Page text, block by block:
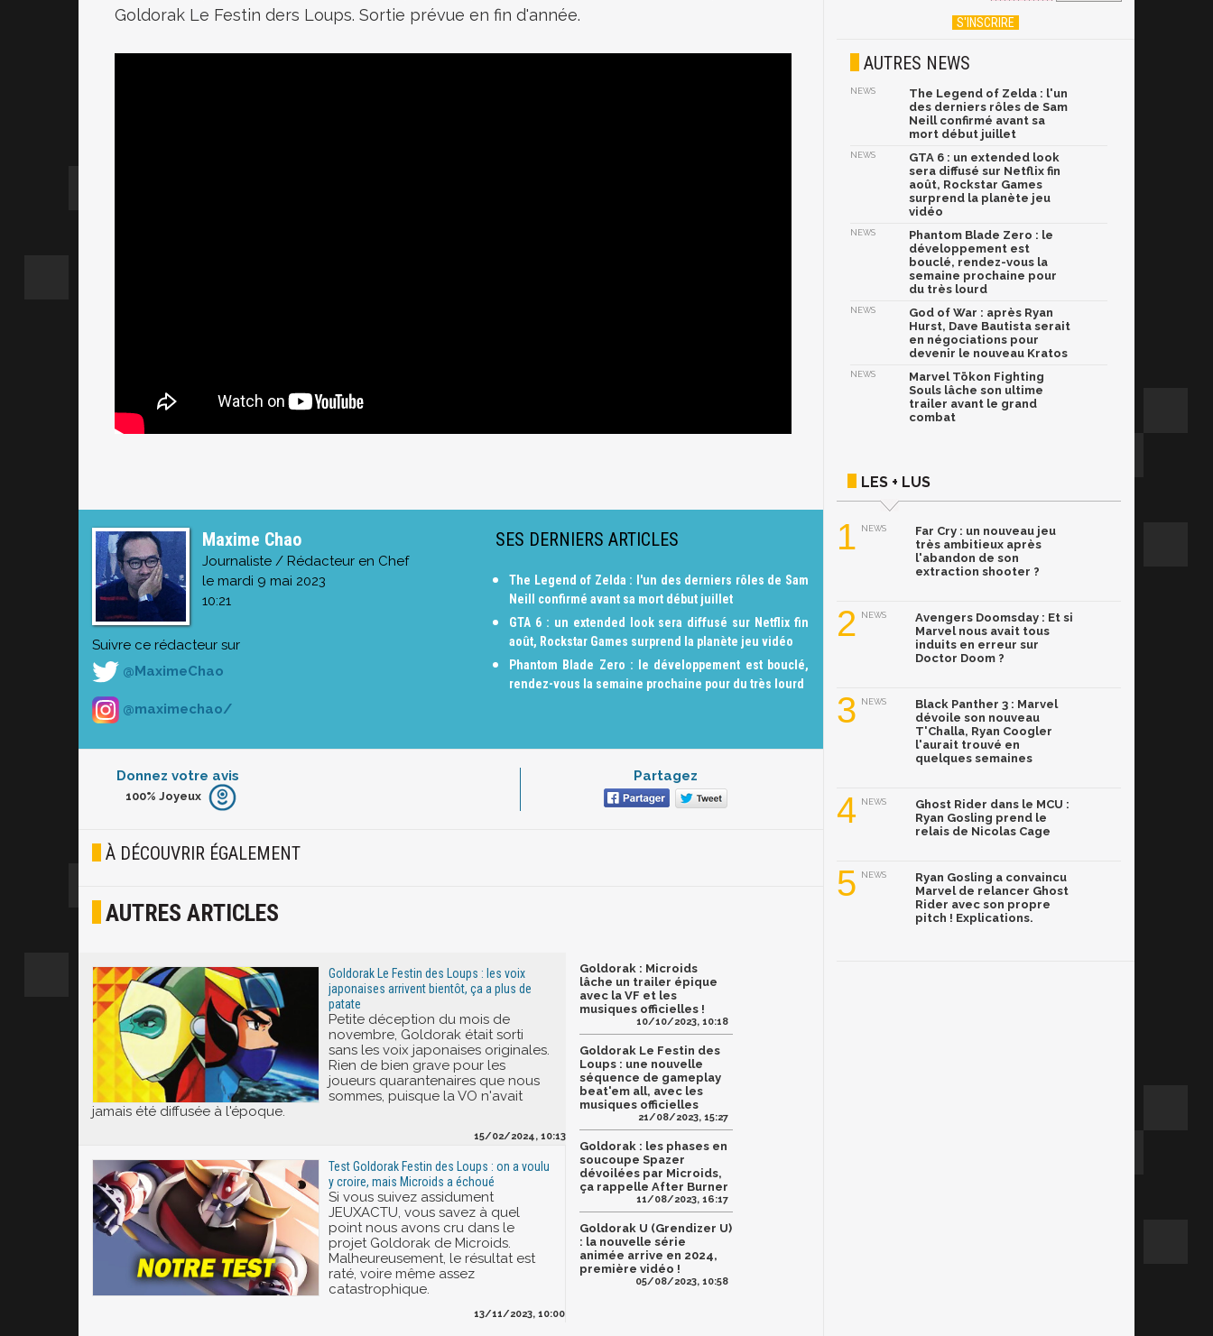
Goldorak Le Festin ders Loups. Sortie prévue en fin d'année.
Maxime Chao
Journaliste / Rédacteur en Chef
le mardi 9 mai 2023
10:21
Suivre ce rédacteur sur
@MaximeChao
@maximechao/
SES DERNIERS ARTICLES
The Legend of Zelda : l'un des derniers rôles de Sam
Neill confirmé avant sa mort début juillet
GTA 6 : un extended look sera diffusé sur Netflix fin
août, Rockstar Games surprend la planète jeu vidéo
Phantom Blade Zero : le développement est bouclé,
rendez-vous la semaine prochaine pour du très lourd
Donnez votre avis
Furieux
Joyeux
100% Joyeux
Partagez
À DÉCOUVRIR ÉGALEMENT
AUTRES ARTICLES
Goldorak Le Festin des Loups : les voix
japonaises arrivent bientôt, ça a plus de
patate
Petite déception du mois de
novembre, Goldorak était sorti
sans les voix japonaises originales.
Rien de bien grave pour les
joueurs quarantenaires que nous
sommes, puisque la VO n'avait
jamais été diffusée à l'époque.
15/02/2024, 10:13
Test Goldorak Festin des Loups : on a voulu
y croire, mais Microids a échoué
Si vous suivez assidument
JEUXACTU, vous savez à quel
point nous avons cru dans le
projet Goldorak de Microids.
Malheureusement, le résultat est
raté, voire même assez
catastrophique.
13/11/2023, 10:00
Goldorak : Microids
lâche un trailer épique
avec la VF et les
musiques officielles !
10/10/2023, 10:18
Goldorak Le Festin des
Loups : une nouvelle
séquence de gameplay
beat'em all, avec les
musiques officielles
21/08/2023, 15:27
Goldorak : les phases en
soucoupe Spazer
dévoilées par Microids,
ça rappelle After Burner
11/08/2023, 16:17
Goldorak U (Grendizer U)
: la nouvelle série
animée arrive en 2024,
première vidéo !
05/08/2023, 10:58
AUTRES NEWS
NEWS
The Legend of Zelda : l'un
des derniers rôles de Sam
Neill confirmé avant sa
mort début juillet
NEWS
GTA 6 : un extended look
sera diffusé sur Netflix fin
août, Rockstar Games
surprend la planète jeu
vidéo
NEWS
Phantom Blade Zero : le
développement est
bouclé, rendez-vous la
semaine prochaine pour
du très lourd
NEWS
God of War : après Ryan
Hurst, Dave Bautista serait
en négociations pour
devenir le nouveau Kratos
NEWS
Marvel Tōkon Fighting
Souls lâche son ultime
trailer avant le grand
combat
LES + LUS
1 NEWS
Far Cry : un nouveau jeu
très ambitieux après
l'abandon de son
extraction shooter ?
2 NEWS
Avengers Doomsday : Et si
Marvel nous avait tous
induits en erreur sur
Doctor Doom ?
3 NEWS
Black Panther 3 : Marvel
dévoile son nouveau
T'Challa, Ryan Coogler
l'aurait trouvé en
quelques semaines
4 NEWS
Ghost Rider dans le MCU :
Ryan Gosling prend le
relais de Nicolas Cage
5 NEWS
Ryan Gosling a convaincu
Marvel de relancer Ghost
Rider avec son propre
pitch ! Explications.